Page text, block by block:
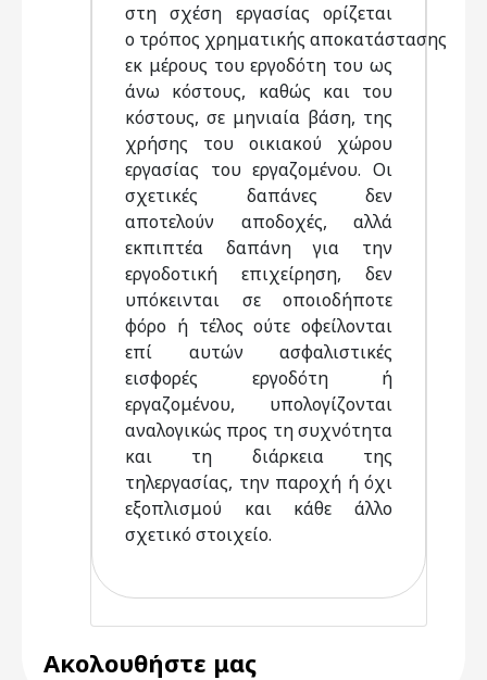
στη σχέση εργασίας ορίζεται
ο τρόπος χρηματικής αποκατάστασης
εκ μέρους του εργοδότη του ως
άνω κόστους, καθώς και του
κόστους, σε μηνιαία βάση, της
χρήσης του οικιακού χώρου
εργασίας του εργαζομένου. Οι
σχετικές δαπάνες δεν
αποτελούν αποδοχές, αλλά
εκπιπτέα δαπάνη για την
εργοδοτική επιχείρηση, δεν
υπόκεινται σε οποιοδήποτε
φόρο ή τέλος ούτε οφείλονται
επί αυτών ασφαλιστικές
εισφορές εργοδότη ή
εργαζομένου, υπολογίζονται
αναλογικώς προς τη συχνότητα
και τη διάρκεια της
τηλεργασίας, την παροχή ή όχι
εξοπλισμού και κάθε άλλο
σχετικό στοιχείο.
Ακολουθήστε μας